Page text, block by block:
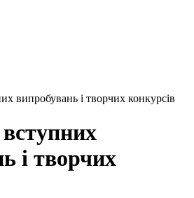
випробувань і творчих конкурсів
і творчих